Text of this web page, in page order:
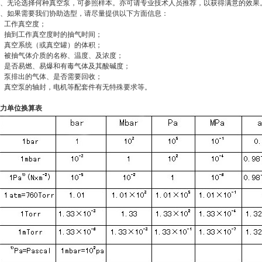
无论选择何种真空泵，可参照样本。亦可请专业技术人员推荐，以获得满意的效果
如果需要我们协助选型，请尽量提供以下方面信息：
工作真空度；
抽到工作真空度时的抽气时间；
真空系统（或真空罐）的体积；
被抽气体介质的名称、温度、及浓度；
是否易燃、易爆和有毒气体及其酸碱度；
泵排出的气体、是否需要回收；
真空泵的轴封，电机等配套件有无特殊要求等。
单位换算表